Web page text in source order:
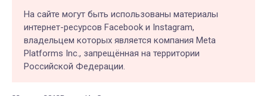
На сайте могут быть использованы материалы
интернет-ресурсов Facebook и Instagram,
владельцем которых является компания Meta
Platforms Inc., запрещённая на территории
Российской Федерации.